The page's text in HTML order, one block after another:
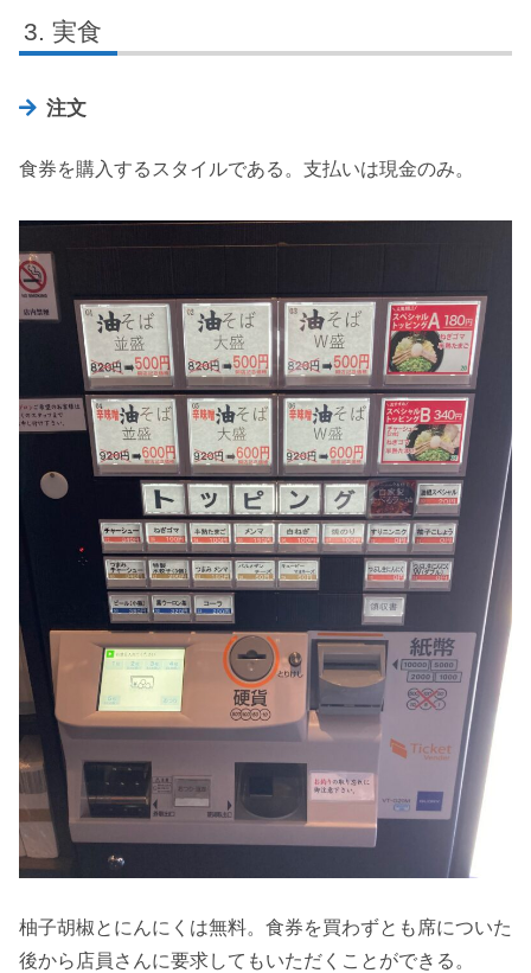
実食
注文
食券を購入するスタイルである。支払いは現金のみ。
柚子胡椒とにんにくは無料。食券を買わずとも席についた
後から店員さんに要求してもいただくことができる。